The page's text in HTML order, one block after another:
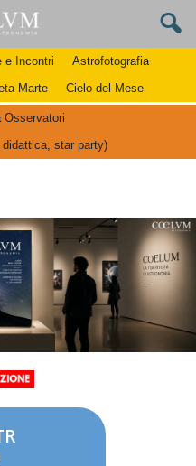
e Incontri
Astrofotografia
Marte Cielo del Mese
Osservatori
star party)